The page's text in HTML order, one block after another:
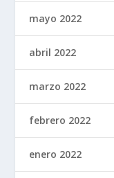
mayo 2022
abril 2022
marzo 2022
febrero 2022
enero 2022